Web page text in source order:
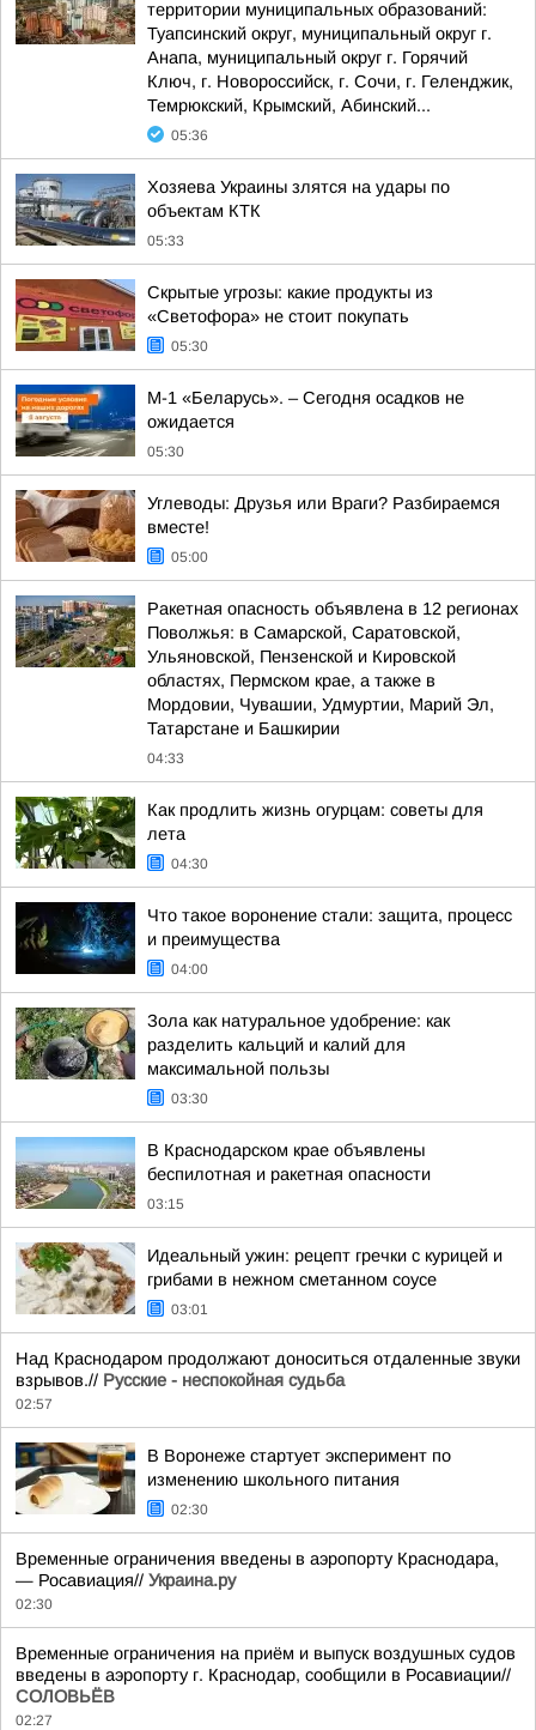
территории муниципальных образований:
Туапсинский округ, муниципальный округ г.
Анапа, муниципальный округ г. Горячий
Ключ, г. Новороссийск, г. Сочи, г. Геленджик,
Темрюкский, Крымский, Абинский...
05:36
Хозяева Украины злятся на удары по
объектам КТК
05:33
Скрытые угрозы: какие продукты из
«Светофора» не стоит покупать
05:30
М-1 «Беларусь». – Сегодня осадков не
ожидается
05:30
Углеводы: Друзья или Враги? Разбираемся
вместе!
05:00
Ракетная опасность объявлена в 12 регионах
Поволжья: в Самарской, Саратовской,
Ульяновской, Пензенской и Кировской
областях, Пермском крае, а также в
Мордовии, Чувашии, Удмуртии, Марий Эл,
Татарстане и Башкирии
04:33
Как продлить жизнь огурцам: советы для
лета
04:30
Что такое воронение стали: защита, процесс
и преимущества
04:00
Зола как натуральное удобрение: как
разделить кальций и калий для
максимальной пользы
03:30
В Краснодарском крае объявлены
беспилотная и ракетная опасности
03:15
Идеальный ужин: рецепт гречки с курицей и
грибами в нежном сметанном соусе
03:01
Над Краснодаром продолжают доноситься отдаленные звуки
взрывов.// Русские - неспокойная судьба
02:57
В Воронеже стартует эксперимент по
изменению школьного питания
02:30
Временные ограничения введены в аэропорту Краснодара,
— Росавиация// Украина.ру
02:30
Временные ограничения на приём и выпуск воздушных судов
введены в аэропорту г. Краснодар, сообщили в Росавиации//
СОЛОВЬЁВ
02:27